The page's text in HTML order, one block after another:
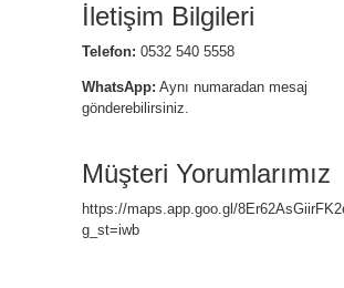
İletişim Bilgileri
Telefon: 0532 540 5558
WhatsApp: Aynı numaradan mesaj
gönderebilirsiniz.
Müşteri Yorumlarımız
https://maps.app.goo.gl/
g_st=iwb